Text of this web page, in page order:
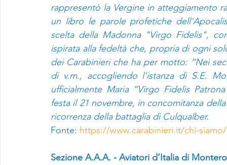
rappresentò la Vergine in atteggiamento
un libro le parole profetiche
scelta della Madonna "Virgo Fidelis",
ispirata alla fedeltà che, propria di ogni
dei Carabinieri che ha per motto: “Nei
di v.m., accogliendo l'istanza di S.E.
ufficialmente Maria “Virgo Fidelis
festa il 21 novembre, in concomitanza
ricorrenza della battaglia di Culqualber.
Fonte: https://www.carabinieri.it/chi-
Sezione A.A.A. - Aviatori d’Italia di